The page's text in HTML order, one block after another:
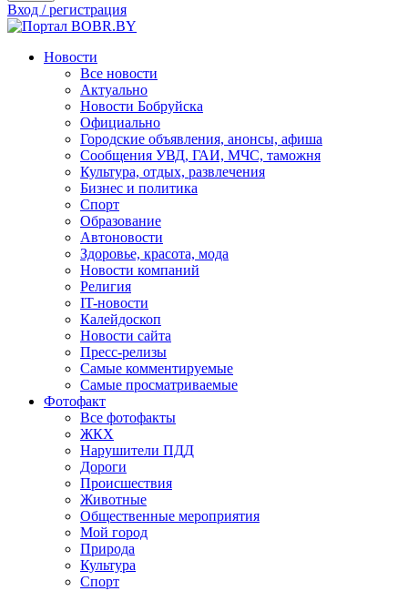
Вход / регистрация
Новости
Все новости
Актуально
Новости Бобруйска
Официально
Городские объявления, анонсы, афиша
Сообщения УВД, ГАИ, МЧС, таможня
Культура, отдых, развлечения
Бизнес и политика
Спорт
Образование
Автоновости
Здоровье, красота, мода
Новости компаний
Религия
IT-новости
Калейдоскоп
Новости сайта
Пресс-релизы
Самые комментируемые
Самые просматриваемые
Фотофакт
Все фотофакты
ЖКХ
Нарушители ПДД
Дороги
Происшествия
Животные
Общественные мероприятия
Мой город
Природа
Культура
Спорт